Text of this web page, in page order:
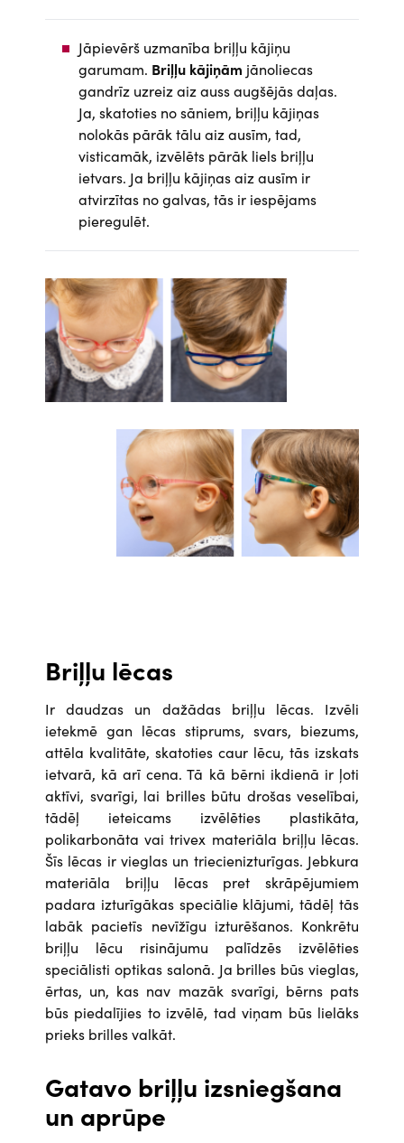
Jāpievērš uzmanība briļļu kājiņu
garumam. Briļļu kājiņām jānoliecas
gandrīz uzreiz aiz auss augšējās daļas.
Ja, skatoties no sāniem, briļļu kājiņas
nolokās pārāk tālu aiz ausīm, tad,
visticamāk, izvēlēts pārāk liels briļļu
ietvars. Ja briļļu kājiņas aiz ausīm ir
atvirzītas no galvas, tās ir iespējams
pieregulēt.
Attēls
Attēls
Briļļu lēcas
Ir daudzas un dažādas briļļu lēcas. Izvēli
ietekmē gan lēcas stiprums, svars, biezums,
attēla kvalitāte, skatoties caur lēcu, tās izskats
ietvarā, kā arī cena. Tā kā bērni ikdienā ir ļoti
aktīvi, svarīgi, lai brilles būtu drošas veselībai,
tādēļ ieteicams izvēlēties plastikāta,
polikarbonāta vai trivex materiāla briļļu lēcas.
Šīs lēcas ir vieglas un triecienizturīgas. Jebkura
materiāla briļļu lēcas pret skrāpējumiem
padara izturīgākas speciālie klājumi, tādēļ tās
labāk pacietīs nevīžīgu izturēšanos. Konkrētu
briļļu lēcu risinājumu palīdzēs izvēlēties
speciālisti optikas salonā. Ja brilles būs vieglas,
ērtas, un, kas nav mazāk svarīgi, bērns pats
būs piedalījies to izvēlē, tad viņam būs lielāks
prieks brilles valkāt.
Gatavo briļļu izsniegšana
un aprūpe